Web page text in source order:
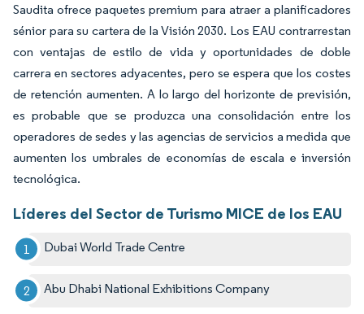
Saudita ofrece paquetes premium para atraer a planificadores
sénior para su cartera de la Visión 2030. Los EAU contrarrestan
con ventajas de estilo de vida y oportunidades de doble
carrera en sectores adyacentes, pero se espera que los costes
de retención aumenten. A lo largo del horizonte de previsión,
es probable que se produzca una consolidación entre los
operadores de sedes y las agencias de servicios a medida que
aumenten los umbrales de economías de escala e inversión
tecnológica.
Líderes del Sector de Turismo MICE de los EAU
Dubai World Trade Centre
Abu Dhabi National Exhibitions Company